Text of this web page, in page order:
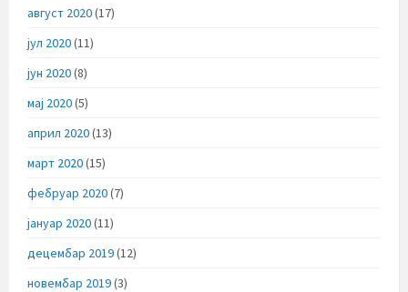
август 2020(17)
јул 2020(11)
јун 2020(8)
мај 2020(5)
април 2020(13)
март 2020(15)
фебруар 2020(7)
јануар 2020(11)
децембар 2019(12)
новембар 2019(3)